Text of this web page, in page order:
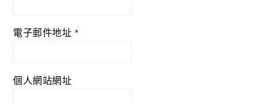
電子郵件地址 *
個人網站網址